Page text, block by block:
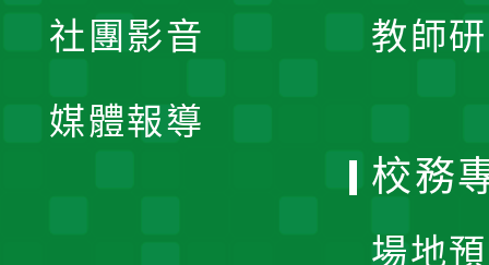
教師
社團影音
媒體報導
校務
場地